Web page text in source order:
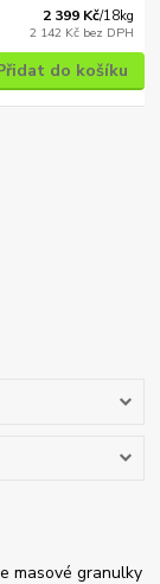
2 399 Kč/18kg
2 142 Kč bez DPH
do košíku
masové granulky